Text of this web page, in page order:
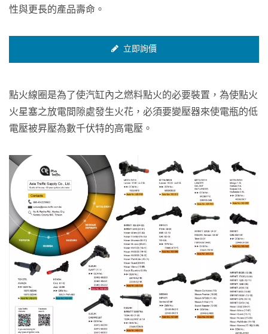
性與更長的產品壽命。
立即詢價
點火線圈是為了使汽缸內之燃料點火的必要裝置，為使點火
火星塞之放電間隙處發生火花，必須要變壓器來使電瓶的低
電壓被昇壓為數千伏特的高電壓。